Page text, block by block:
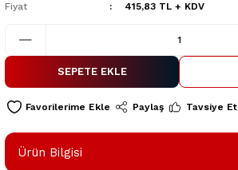
Fiyat
415,83 TL + KDV
SEPETE EKLE
Paylaş Tavsiye Et
Ürün Bilgisi